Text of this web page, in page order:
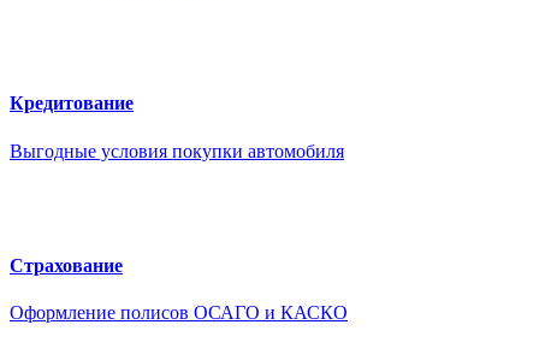
Кредитование
Выгодные условия покупки автомобиля
Страхование
Оформление полисов ОСАГО и КАСКО